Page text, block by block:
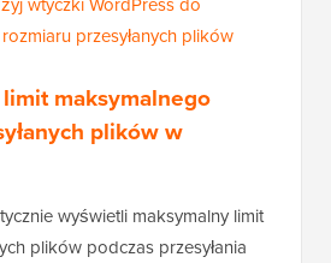
przesyłanych plików
maksymalnego
plików w
wyświetli maksymalny limit
plików podczas przesyłania